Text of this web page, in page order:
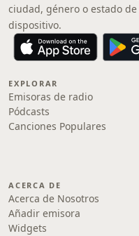
ciudad, género o estado
dispositivo.
EXPLORAR
Emisoras de radio
Pódcasts
Canciones Populares
ACERCA DE
Acerca de Nosotros
Añadir emisora
Widgets